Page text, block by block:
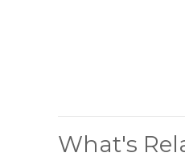
What's